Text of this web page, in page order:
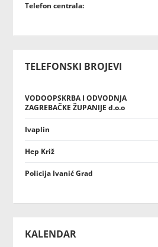
Telefon centrala:
TELEFONSKI BROJEVI
VODOOPSKRBA I ODVODNJA
ZAGREBAČKE ŽUPANIJE d.o.o
Ivaplin
Hep Križ
Policija Ivanić Grad
KALENDAR